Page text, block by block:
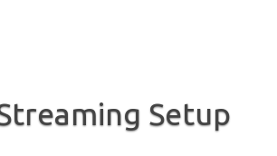
Setup